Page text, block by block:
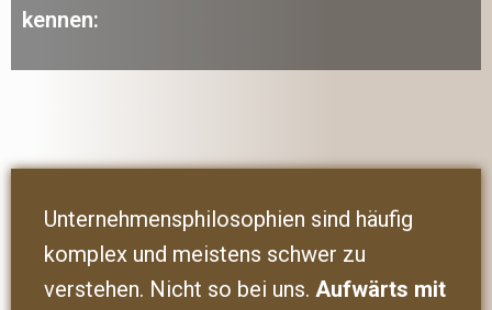
kennen:
Unternehmensphilosophien sind häufig
komplex und meistens schwer zu
verstehen. Nicht so bei uns. Aufwärts mit